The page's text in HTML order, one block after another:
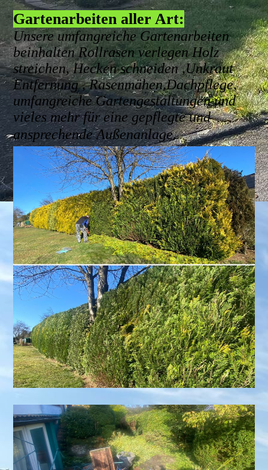
Gartenarbeiten aller Art:
Unsere umfangreiche Gartenarbeiten
beinhalten Rollrasen verlegen Holz
streichen, Hecken schneiden ,Unkraut
Entfernung , Rasenmähen,Dachpflege,
umfangreiche Gartengestaltungen und
vieles mehr für eine gepflegte und
ansprechende Außenanlage.